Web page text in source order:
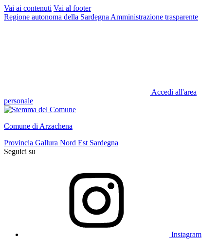
Vai ai contenuti Vai al footer
Regione autonoma della Sardegna Amministrazione trasparente
Accedi all'area
personale
Comune di Arzachena
Provincia Gallura Nord Est Sardegna
Seguici su
Instagram